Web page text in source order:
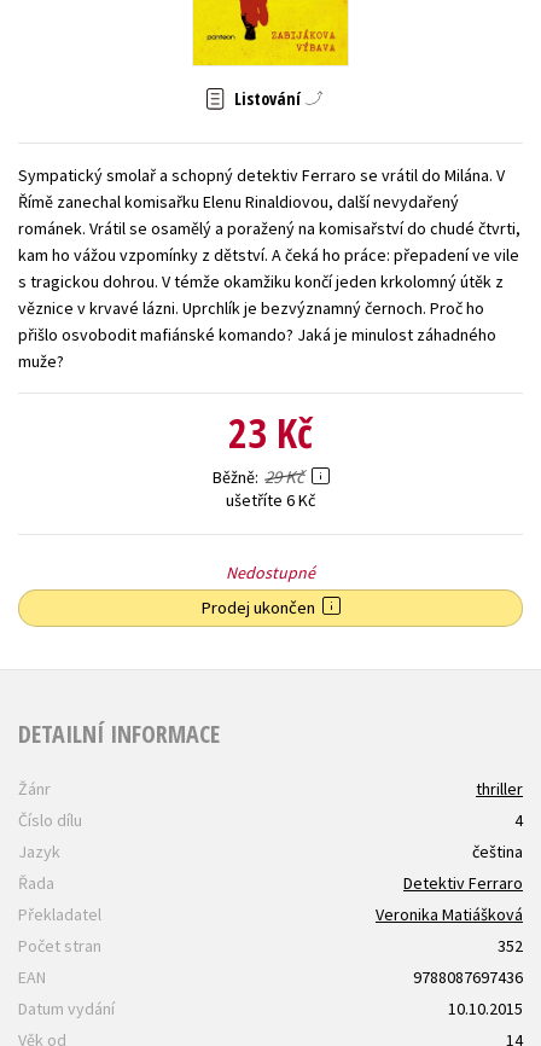
Zahraniční literatura
Všechny tituly
Listování
Sympatický smolař a schopný detektiv Ferraro se vrátil do Milána. V
Římě zanechal komisařku Elenu Rinaldiovou, další nevydařený
románek. Vrátil se osamělý a poražený na komisařství do chudé čtvrti,
kam ho vážou vzpomínky z dětství. A čeká ho práce: přepadení ve vile
s tragickou dohrou. V témže okamžiku končí jeden krkolomný útěk z
věznice v krvavé lázni. Uprchlík je bezvýznamný černoch. Proč ho
přišlo osvobodit mafiánské komando? Jaká je minulost záhadného
muže?
23 Kč
Běžně 29 Kč
ušetříte 6 Kč
Nedostupné
Prodej ukončen
DETAILNÍ INFORMACE
Žánr
thriller
Číslo dílu
4
Jazyk
čeština
Řada
Detektiv Ferraro
Překladatel
Veronika Matiášková
Počet stran
352
EAN
9788087697436
Datum vydání
10.10.2015
Věk od
14